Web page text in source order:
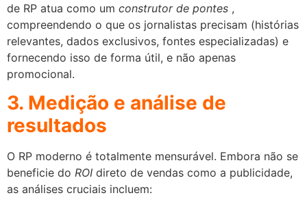
de RP atua como um construtor de pontes ,
compreendendo o que os jornalistas precisam (histórias
relevantes, dados exclusivos, fontes especializadas) e
fornecendo isso de forma útil, e não apenas
promocional.
3. Medição e análise de
resultados
O RP moderno é totalmente mensurável. Embora não se
beneficie do ROI direto de vendas como a publicidade,
as análises cruciais incluem: